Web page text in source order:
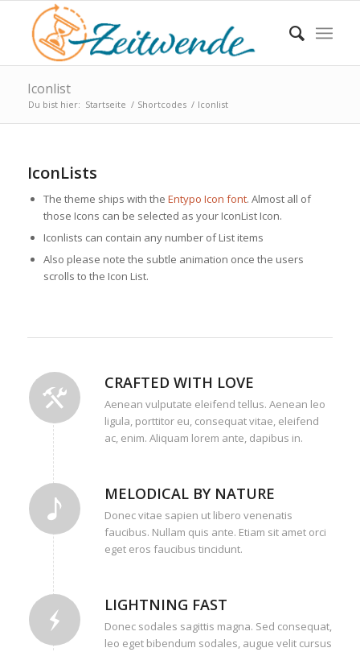
Iconlist
Du bist hier: Startseite / Shortcodes / Iconlist
IconLists
The theme ships with the Entypo Icon font. Almost all of
those Icons can be selected as your IconList Icon.
Iconlists can contain any number of List items
Also please note the subtle animation once the users
scrolls to the Icon List.
CRAFTED WITH LOVE
Aenean vulputate eleifend tellus. Aenean leo
ligula, porttitor eu, consequat vitae, eleifend
ac, enim. Aliquam lorem ante, dapibus in.
MELODICAL BY NATURE
Donec vitae sapien ut libero venenatis
faucibus. Nullam quis ante. Etiam sit amet orci
eget eros faucibus tincidunt.
LIGHTNING FAST
Donec sodales sagittis magna. Sed consequat,
leo eget bibendum sodales, augue velit cursus